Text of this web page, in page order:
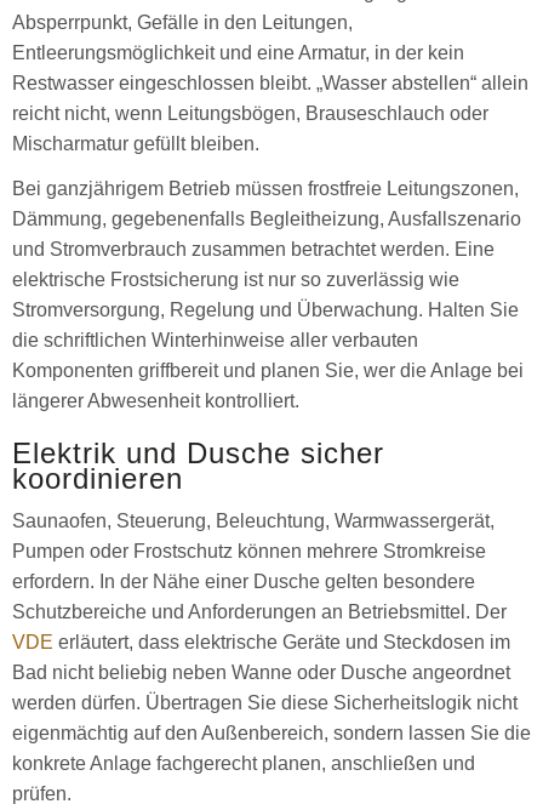
Absperrpunkt, Gefälle in den Leitungen,
Entleerungsmöglichkeit und eine Armatur, in der kein
Restwasser eingeschlossen bleibt. „Wasser abstellen“ allein
reicht nicht, wenn Leitungsbögen, Brauseschlauch oder
Mischarmatur gefüllt bleiben.
Bei ganzjährigem Betrieb müssen frostfreie Leitungszonen,
Dämmung, gegebenenfalls Begleitheizung, Ausfallszenario
und Stromverbrauch zusammen betrachtet werden. Eine
elektrische Frostsicherung ist nur so zuverlässig wie
Stromversorgung, Regelung und Überwachung. Halten Sie
die schriftlichen Winterhinweise aller verbauten
Komponenten griffbereit und planen Sie, wer die Anlage bei
längerer Abwesenheit kontrolliert.
Elektrik und Dusche sicher
koordinieren
Saunaofen, Steuerung, Beleuchtung, Warmwassergerät,
Pumpen oder Frostschutz können mehrere Stromkreise
erfordern. In der Nähe einer Dusche gelten besondere
Schutzbereiche und Anforderungen an Betriebsmittel. Der
VDE erläutert, dass elektrische Geräte und Steckdosen im
Bad nicht beliebig neben Wanne oder Dusche angeordnet
werden dürfen. Übertragen Sie diese Sicherheitslogik nicht
eigenmächtig auf den Außenbereich, sondern lassen Sie die
konkrete Anlage fachgerecht planen, anschließen und
prüfen.